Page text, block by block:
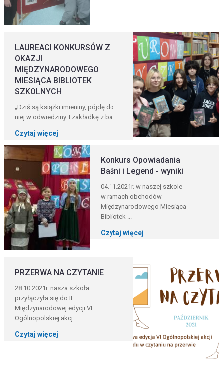
LAUREACI KONKURSÓW Z
OKAZJI
MIĘDZYNARODOWEGO
MIESIĄCA BIBLIOTEK
SZKOLNYCH
„Dziś są książki imieniny, pójdę do
niej w odwiedziny. I zakładkę z ba...
Czytaj więcej
Konkurs Opowiadania
Baśni i Legend - wyniki
04.11.2021r. w naszej szkole
w ramach obchodów
Międzynarodowego Miesiąca
Bibliotek ...
Czytaj więcej
PRZERWA NA CZYTANIE
28.10.2021r. nasza szkoła
przyłączyła się do II
Międzynarodowej edycji VI
Ogólnopolskiej akcj...
Czytaj więcej